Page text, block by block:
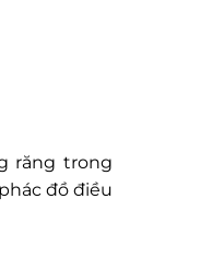
răng trong
đồ điều